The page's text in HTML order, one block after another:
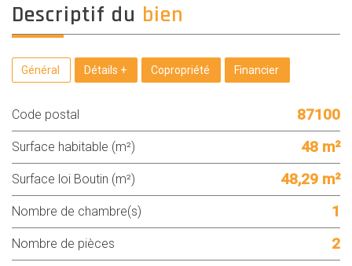
descriptif du bien
Général Détails + Copropriété Financier
Code postal 87100
Surface habitable (m²) 48 m²
Surface loi Boutin (m²) 48,29 m²
Nombre de chambre(s) 1
Nombre de pièces 2